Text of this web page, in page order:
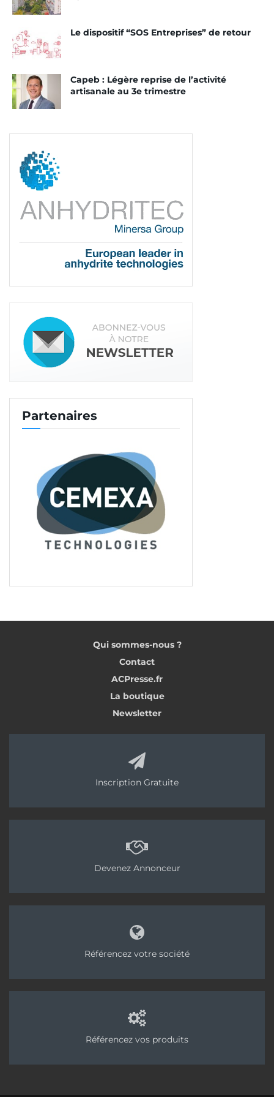
Le dispositif “SOS Entreprises” de retour
Capeb : Légère reprise de l’activité
artisanale au 3e trimestre
Partenaires
Qui sommes-nous ?
Contact
ACPresse.fr
La boutique
Newsletter
Inscription Gratuite
Devenez Annonceur
Référencez votre société
Référencez vos produits